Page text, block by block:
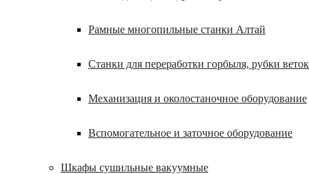
Рамные многопильные станки Алтай
Станки для переработки горбыля, рубки
Механизация и околостаночное оборудование
Вспомогательное и заточное оборудование
Шкафы сушильные вакуумные